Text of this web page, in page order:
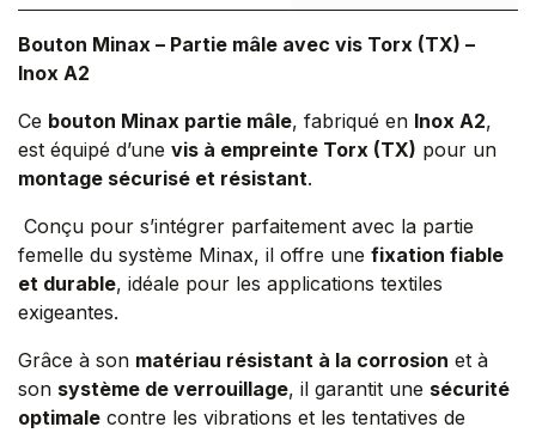
Bouton Minax – Partie mâle avec vis Torx (TX) –
Inox A2
Ce bouton Minax partie mâle, fabriqué en Inox A2,
est équipé d’une vis à empreinte Torx (TX) pour un
montage sécurisé et résistant.
Conçu pour s’intégrer parfaitement avec la partie
femelle du système Minax, il offre une fixation fiable
et durable, idéale pour les applications textiles
exigeantes.
Grâce à son matériau résistant à la corrosion et à
son système de verrouillage, il garantit une sécurité
optimale contre les vibrations et les tentatives de